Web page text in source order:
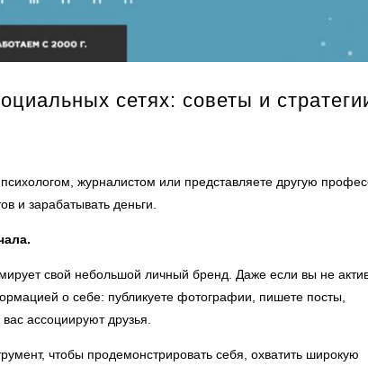
сетях: советы и
журналистом или представляете другую
и зарабатывать деньги.
свой небольшой личный бренд. Даже если вы не
о себе: публикуете фотографии, пишете посты,
ассоциируют друзья.
чтобы продемонстрировать себя, охватить широкую